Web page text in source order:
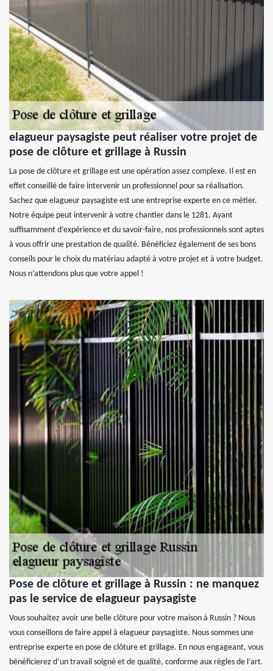
elagueur paysagiste peut réaliser votre projet de
pose de clôture et grillage à Russin
La pose de clôture et grillage est une opération assez complexe. Il est en
effet conseillé de faire intervenir un professionnel pour sa réalisation.
Sachez que elagueur paysagiste est une entreprise experte en ce métier.
Notre équipe peut intervenir à votre chantier dans le 1281. Ayant
suffisamment d’expérience et du savoir-faire, nos professionnels sont aptes
à vous offrir une prestation de qualité. Bénéficiez également de ses bons
conseils pour le choix du matériau adapté à votre projet et à votre budget.
Nous n’attendons plus que votre appel !
Pose de clôture et grillage à Russin : ne manquez
pas le service de elagueur paysagiste
Vous souhaitez avoir une belle clôture pour votre maison à Russin ? Nous
vous conseillons de faire appel à elagueur paysagiste. Nous sommes une
entreprise experte en pose de clôture et grillage. En nous engageant, vous
bénéficierez d’un travail soigné et de qualité, conforme aux règles de l’art.